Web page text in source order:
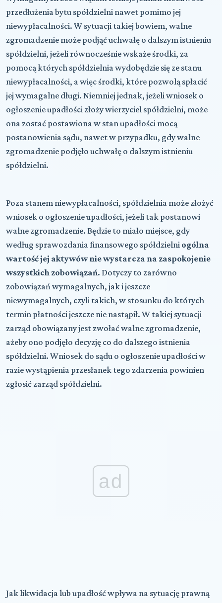
przedłużenia bytu spółdzielni nawet pomimo jej
niewypłacalności. W sytuacji takiej bowiem, walne
zgromadzenie może podjąć uchwałę o dalszym istnieniu
spółdzielni, jeżeli równocześnie wskaże środki, za
pomocą których spółdzielnia wydobędzie się ze stanu
niewypłacalności, a więc środki, które pozwolą spłacić
jej wymagalne długi. Niemniej jednak, jeżeli wniosek o
ogłoszenie upadłości złoży wierzyciel spółdzielni, może
ona zostać postawiona w stan upadłości mocą
postanowienia sądu, nawet w przypadku, gdy walne
zgromadzenie podjęło uchwałę o dalszym istnieniu
spółdzielni.
Poza stanem niewypłacalności, spółdzielnia może złożyć
wniosek o ogłoszenie upadłości, jeżeli tak postanowi
walne zgromadzenie. Będzie to miało miejsce, gdy
według sprawozdania finansowego spółdzielni ogólna
wartość jej aktywów nie wystarcza na zaspokojenie
wszystkich zobowiązań. Dotyczy to zarówno
zobowiązań wymagalnych, jak i jeszcze
niewymagalnych, czyli takich, w stosunku do których
termin płatności jeszcze nie nastąpił. W takiej sytuacji
zarząd obowiązany jest zwołać walne zgromadzenie,
ażeby ono podjęło decyzję co do dalszego istnienia
spółdzielni. Wniosek do sądu o ogłoszenie upadłości w
razie wystąpienia przesłanek tego zdarzenia powinien
zgłosić zarząd spółdzielni.
ad
Jak likwidacja lub upadłość wpływa na sytuację prawną